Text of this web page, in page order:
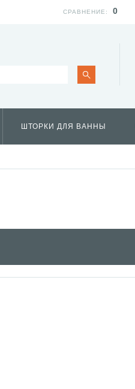
ШТОРКИ ДЛЯ ВАННЫ
СРАВНЕНИЕ: 0